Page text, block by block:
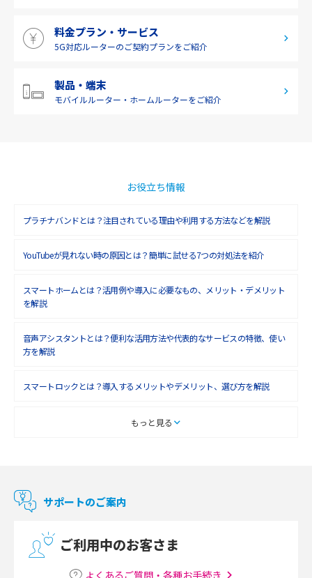
料金プラン・サービス
5G対応ルーターのご契約プランをご紹介
製品・端末
モバイルルーター・ ホームルーターをご紹介
お役立ち情報
プラチナバンドとは？注目されている理由や利用する方法などを解説
YouTubeが見れない時の原因とは？簡単に試せる7つの対処法を紹介
スマートホームとは？活用例や導入に必要なもの、メリット・デメリット
を解説
音声アシスタントとは？便利な活用方法や代表的なサービスの特徴、使い
方を解説
スマートロックとは？導入するメリットやデメリット、選び方を解説
スマートテレビとは？特徴や選び方、使い方をわかりやすく解説
マンションで使えるWi-Fiは？種類ごとの特徴や選び方を紹介
マンションで光回線の利用を始める手順は？設備状況の確認方法も解説
もっと見る
サポートのご案内
ご利用中のお客さま
よくあるご質問・各種お手続き